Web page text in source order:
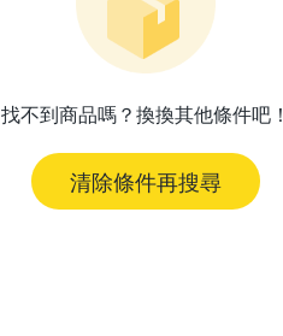
找不到商品嗎？換換其他條件吧！
清除條件再搜尋